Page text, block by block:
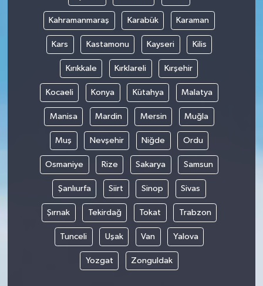
Kahramanmaraş Karabük Karaman
Kars Kastamonu Kayseri Kilis
Kırıkkale Kırklareli Kırşehir
Kocaeli Konya Kütahya Malatya
Manisa Mardin Mersin Muğla
Muş Nevşehir Niğde Ordu
Osmaniye Rize Sakarya Samsun
Şanlıurfa Siirt Sinop Sivas
Şırnak Tekirdağ Tokat Trabzon
Tunceli Uşak Van Yalova
Yozgat Zonguldak